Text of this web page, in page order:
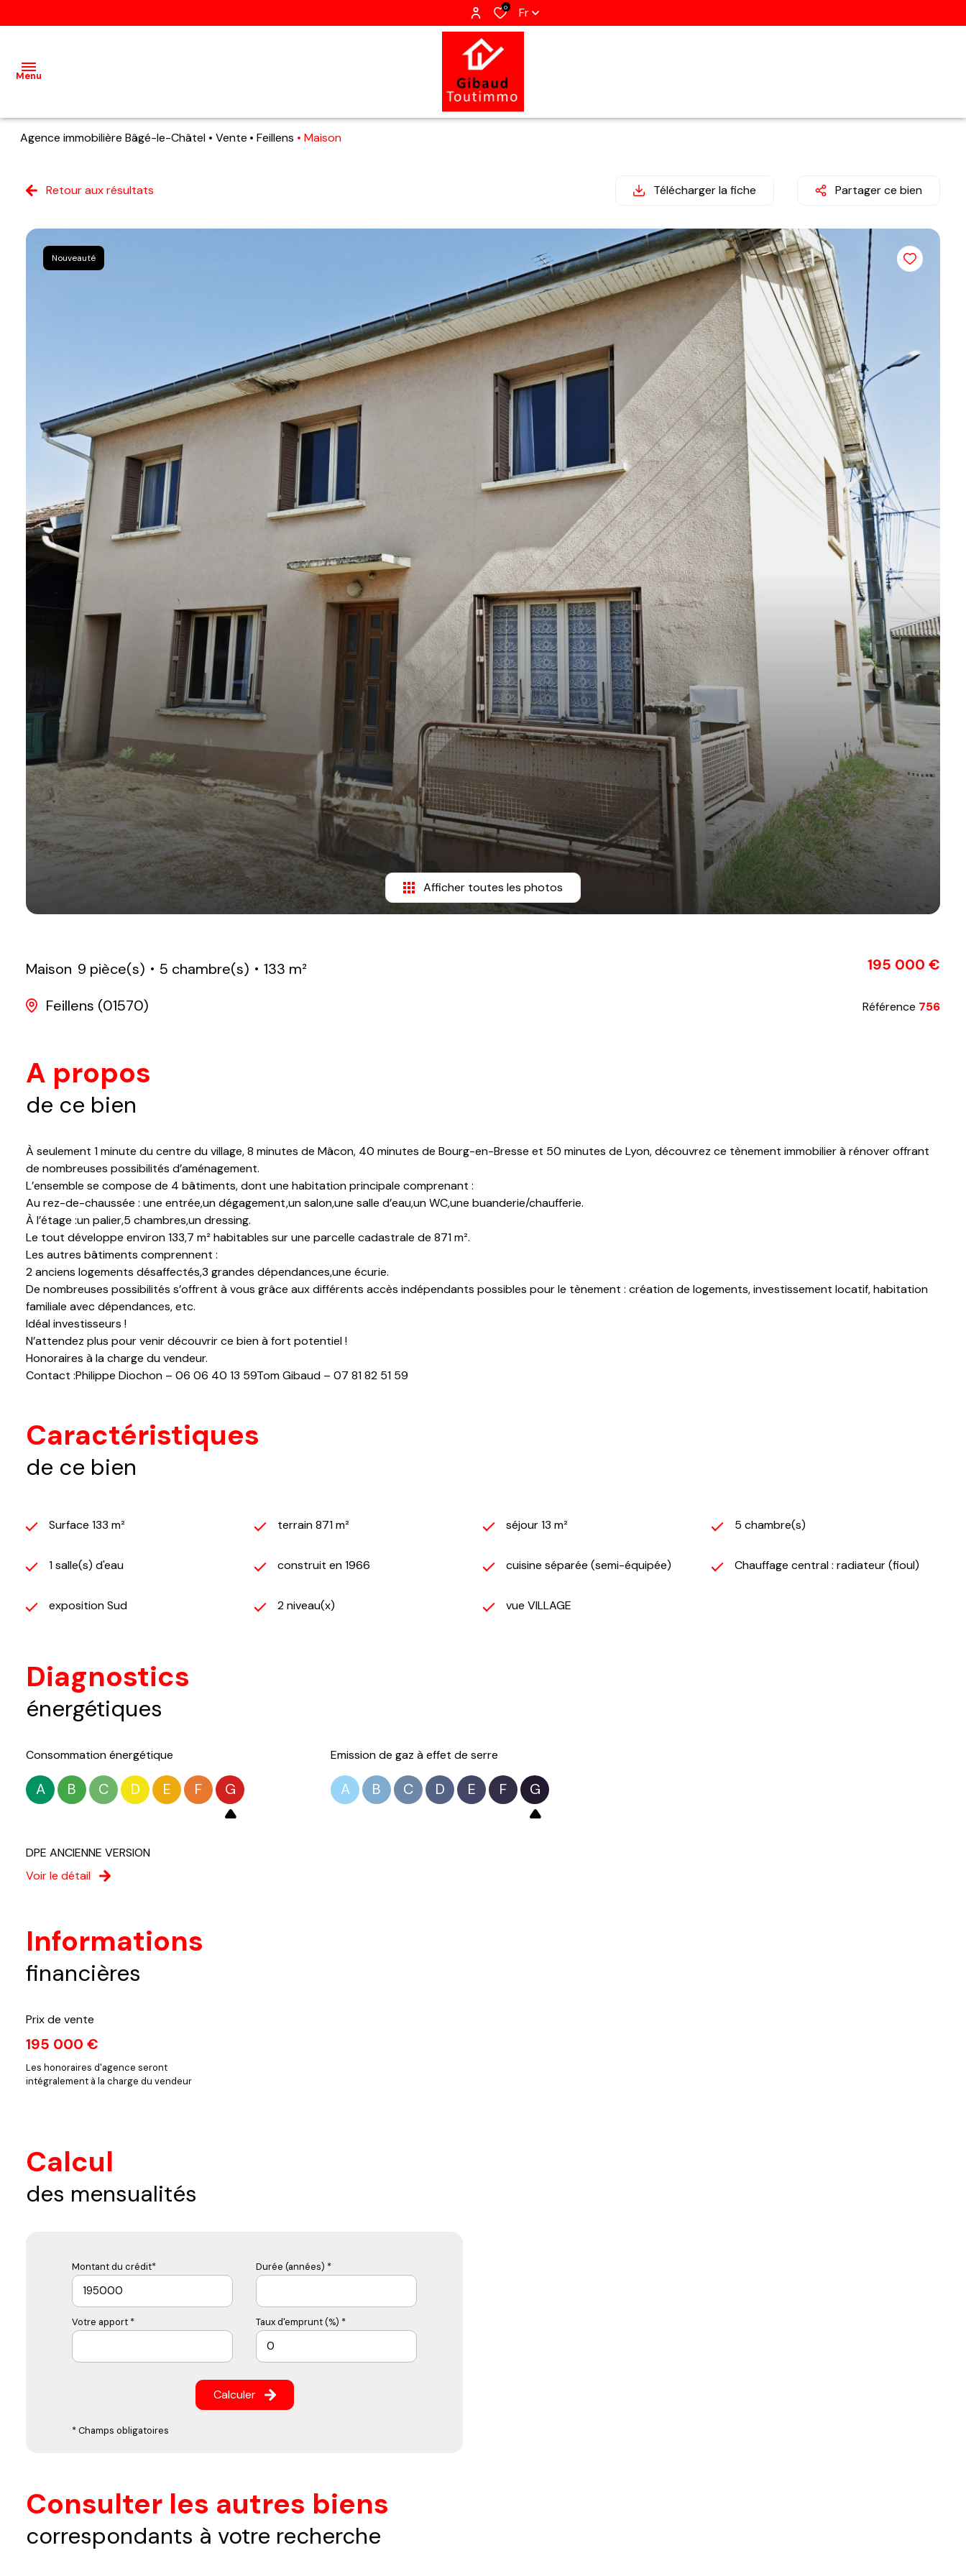
0 Fr
Menu
Ventes
Locations
Agence immobilière Bâgé-le-Châtel Vente Feillens Maison
Retour aux résultats Télécharger la fiche Partager ce bien
Nouveauté
Afficher toutes les photos
Maison 9 pièce(s) 5 chambre(s)
133 m²
Feillens (01570)
195 000 €
Référence 756
A propos
de ce bien
À seulement 1 minute du centre du village, 8 minutes de Mâcon, 40 minutes de Bourg-en-Bresse et 50 minutes de Lyon, découvrez ce tènement immobilier à rénover offrant
de nombreuses possibilités d’aménagement.
L’ensemble se compose de 4 bâtiments, dont une habitation principale comprenant :
Au rez-de-chaussée : une entrée,un dégagement,un salon,une salle d’eau,un WC,une buanderie/chaufferie.
À l’étage :un palier,5 chambres,un dressing.
Le tout développe environ 133,7 m² habitables sur une parcelle cadastrale de 871 m².
Les autres bâtiments comprennent :
2 anciens logements désaffectés,3 grandes dépendances,une écurie.
De nombreuses possibilités s’offrent à vous grâce aux différents accès indépendants possibles pour le tènement : création de logements, investissement locatif, habitation
familiale avec dépendances, etc.
Idéal investisseurs !
N’attendez plus pour venir découvrir ce bien à fort potentiel !
Honoraires à la charge du vendeur.
Contact :Philippe Diochon – 06 06 40 13 59Tom Gibaud – 07 81 82 51 59
Caractéristiques
de ce bien
Surface 133 m² terrain 871 m² séjour 13 m² 5 chambre(s)
1 salle(s) d'eau construit en 1966 cuisine séparée (semi-équipée) Chauffage central : radiateur (fioul)
exposition Sud 2 niveau(x) vue VILLAGE
Diagnostics
énergétiques
Consommation énergétique
A B C D E F G
Emission de gaz à effet de serre
A B C D E F G
DPE ANCIENNE VERSION
Voir le détail
Informations
financières
Prix de vente
195 000 €
Les honoraires d'agence seront
intégralement à la charge du vendeur
Calcul
des mensualités
Montant du crédit* Durée (années) *
Votre apport * Taux d'emprunt (%) *
Calculer
* Champs obligatoires
Consulter les autres biens
correspondants à votre recherche